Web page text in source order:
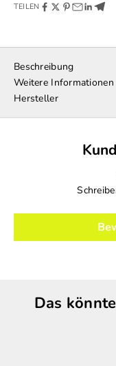
TEILEN
Beschreibung
Weitere Informationen
Hersteller
Das